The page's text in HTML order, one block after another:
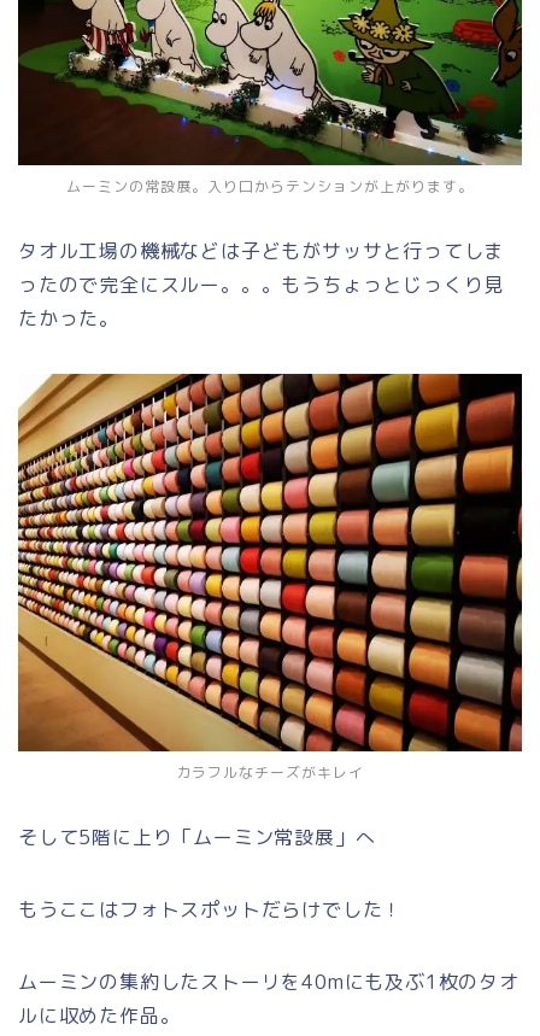
ムーミンの常設展。入り口からテンションが上がります。
タオル工場の機械などは子どもがサッサと行ってしま
ったので完全にスルー。。。もうちょっとじっくり見
たかった。
カラフルなチーズがキレイ
そして5階に上り「ムーミン常設展」へ
もうここはフォトスポットだらけでした！
ムーミンの集約したストーリを40mにも及ぶ1枚のタオ
ルに収めた作品。